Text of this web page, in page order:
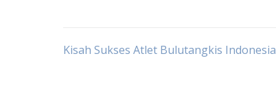
Post
Kisah Sukses Atlet Bulutangkis Indonesia